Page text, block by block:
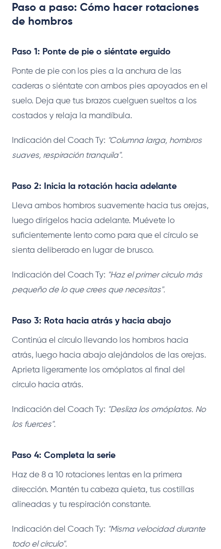
Paso a paso: Cómo hacer rotaciones
de hombros
Paso 1: Ponte de pie o siéntate erguido
Ponte de pie con los pies a la anchura de las
caderas o siéntate con ambos pies apoyados en el
suelo. Deja que tus brazos cuelguen sueltos a los
costados y relaja la mandíbula.
Indicación del Coach Ty: "Columna larga, hombros
suaves, respiración tranquila".
Paso 2: Inicia la rotación hacia adelante
Lleva ambos hombros suavemente hacia tus orejas,
luego dirígelos hacia adelante. Muévete lo
suficientemente lento como para que el círculo se
sienta deliberado en lugar de brusco.
Indicación del Coach Ty: "Haz el primer círculo más
pequeño de lo que crees que necesitas".
Paso 3: Rota hacia atrás y hacia abajo
Continúa el círculo llevando los hombros hacia
atrás, luego hacia abajo alejándolos de las orejas.
Aprieta ligeramente los omóplatos al final del
círculo hacia atrás.
Indicación del Coach Ty: "Desliza los omóplatos. No
los fuerces".
Paso 4: Completa la serie
Haz de 8 a 10 rotaciones lentas en la primera
dirección. Mantén tu cabeza quieta, tus costillas
alineadas y tu respiración constante.
Indicación del Coach Ty: "Misma velocidad durante
todo el círculo".